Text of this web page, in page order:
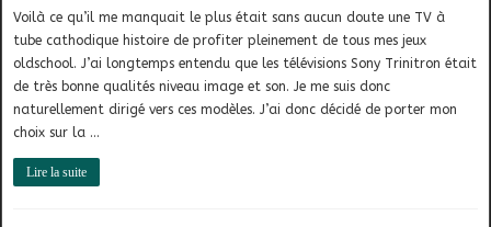
Voilà ce qu’il me manquait le plus était sans aucun doute une TV à
tube cathodique histoire de profiter pleinement de tous mes jeux
oldschool. J’ai longtemps entendu que les télévisions Sony Trinitron était
de très bonne qualités niveau image et son. Je me suis donc
naturellement dirigé vers ces modèles. J’ai donc décidé de porter mon
choix sur la …
Lire la suite